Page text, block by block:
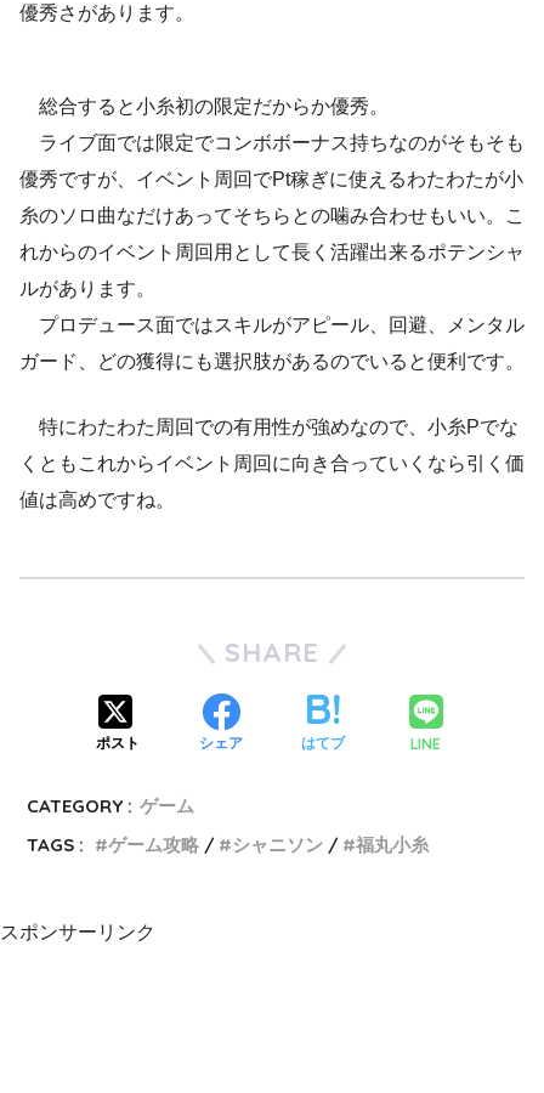
優秀さがあります。
総合すると小糸初の限定だからか優秀。
ライブ面では限定でコンボボーナス持ちなのがそもそも
優秀ですが、イベント周回でPt稼ぎに使えるわたわたが小
糸のソロ曲なだけあってそちらとの噛み合わせもいい。こ
れからのイベント周回用として長く活躍出来るポテンシャ
ルがあります。
プロデュース面ではスキルがアピール、回避、メンタル
ガード、どの獲得にも選択肢があるのでいると便利です。
特にわたわた周回での有用性が強めなので、小糸Pでな
くともこれからイベント周回に向き合っていくなら引く価
値は高めですね。
SHARE
ポスト シェア はてブ LINE
CATEGORY : ゲーム
TAGS :
ゲーム攻略 シャニソン 福丸小糸
スポンサーリンク